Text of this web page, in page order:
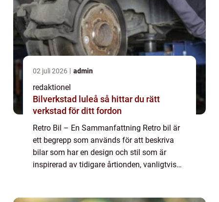
02 juli 2026 admin
redaktionel
Bilverkstad luleå så hittar du rätt
verkstad för ditt fordon
Retro Bil – En Sammanfattning Retro bil är
ett begrepp som används för att beskriva
bilar som har en design och stil som är
inspirerad av tidigare årtionden, vanligtvis